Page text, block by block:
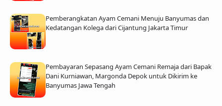
Pemberangkatan Ayam Cemani Menuju Banyumas dan
Kedatangan Kolega dari Cijantung Jakarta Timur
Pembayaran Sepasang Ayam Cemani Remaja dari Bapak
Dani Kurniawan, Margonda Depok untuk Dikirim ke
Banyumas Jawa Tengah